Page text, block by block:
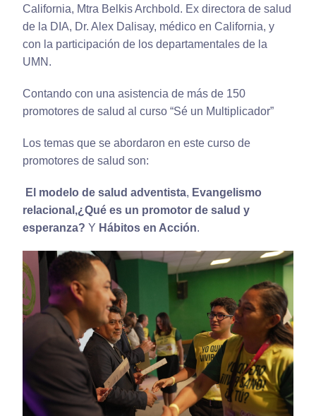
California, Mtra Belkis Archbold.‪ Ex directora de salud
de la DIA, Dr. Alex Dalisay, médico en California, y
con la participación de los departamentales de la
UMN.
Contando con una asistencia de más de 150
promotores de salud al curso “Sé un Multiplicador”
Los temas que se abordaron en este curso de
promotores de salud son:
El modelo de salud adventista, Evangelismo
relacional,¿Qué es un promotor de salud y
esperanza? Y Hábitos en Acción.